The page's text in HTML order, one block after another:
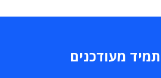
מעודכנים